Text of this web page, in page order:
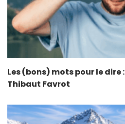
Les (bons) mots pour le dire
Thibaut Favrot